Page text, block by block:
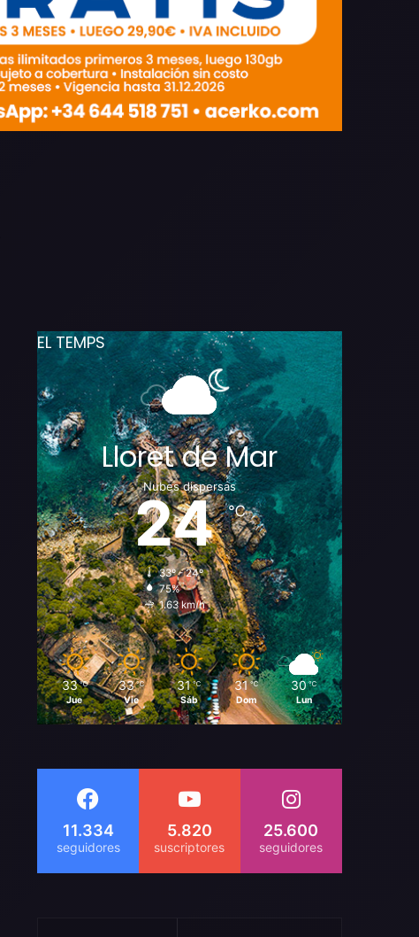
EL TEMPS
Lloret de Mar
Nubes dispersas
24℃
33º - 24º
75%
1.63 km/h
33 ℃
Jue
33 ℃
Vie
31 ℃
Sáb
31 ℃
Dom
30 ℃
Lun
11.334 5.820 25.600